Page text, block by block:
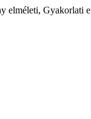
elméleti, Gyakorlati